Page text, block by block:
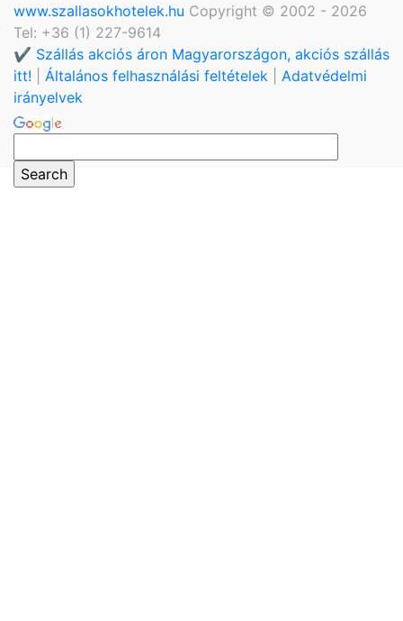
www.szallasokhotelek.hu Copyright © 2002 - 2026
Tel: +36 (1) 227-9614
✔️ Szállás akciós áron Magyarországon, akciós szállás
itt!
Általános felhasználási feltételek
Adatvédelmi
irányelvek